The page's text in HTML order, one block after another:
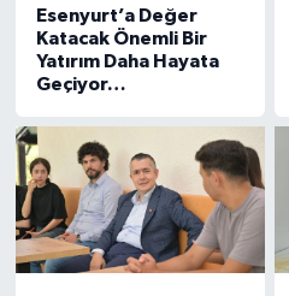
Esenyurt’a Değer
Katacak Önemli Bir
Yatırım Daha Hayata
Geçiyor…